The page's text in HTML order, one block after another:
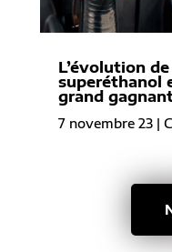
L’évolution
superéthanol
grand
7 novembre 23|